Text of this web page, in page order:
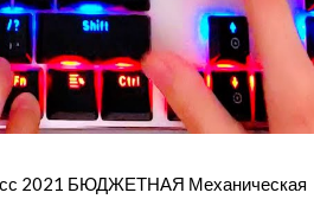
2021 БЮДЖЕТНАЯ Механическая